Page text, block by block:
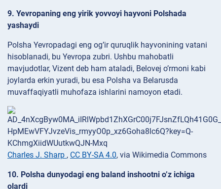
9. Yevropaning eng yirik yovvoyi hayvoni Polshada
yashaydi
Polsha Yevropadagi eng og’ir quruqlik hayvonining vatani
hisoblanadi, bu Yevropa zubri. Ushbu mahobatli
mavjudotlar, Vizent deb ham ataladi, Belovej o’rmoni kabi
joylarda erkin yuradi, bu esa Polsha va Belarusda
muvaffaqiyatli muhofaza ishlarini namoyon etadi.
Charles J. Sharp , CC BY-SA 4.0, via Wikimedia Commons
10. Polsha dunyodagi eng baland inshootni o’z ichiga
olardi